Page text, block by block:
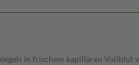
in frischem kapillären Vollblut